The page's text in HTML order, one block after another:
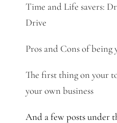
Time and Life savers:
Drive
Pros and Cons of being
The first thing on your
your own business
And a few posts under